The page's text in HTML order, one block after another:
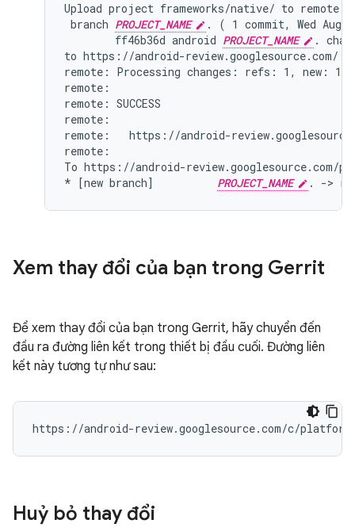
Upload project frameworks/native/ to remote
branch PROJECT_NAME
. ( 1 commit, Wed Aug
        ff46b36d android
PROJECT_NAME
.
to https://android-review.googlesource.com/
remote: Processing changes: refs: 1, new: 1,
remote:
remote: SUCCESS
remote:
remote:   https://android-
remote:
To https://android-review.googlesource.com/
* [new branch] PROJECT_NAME
Xem thay đổi của bạn trong Gerrit
Để xem thay đổi của bạn trong Gerrit, hãy chuyển đến
đầu ra đường liên kết trong thiết bị đầu cuối. Đường liên
kết này tương tự như sau:
Huỷ bỏ thay đổi